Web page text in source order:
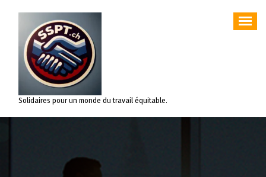
contenu
Solidaires pour un monde du travail équitable.